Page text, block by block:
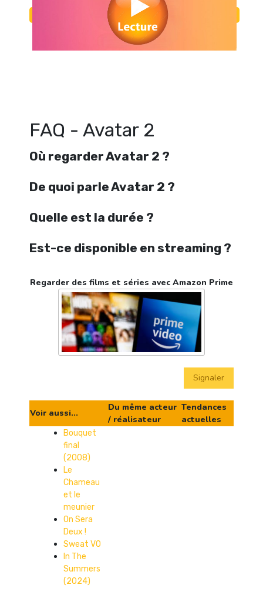
FAQ - Avatar 2
Où regarder Avatar 2 ?
De quoi parle Avatar 2 ?
Quelle est la durée ?
Est-ce disponible en streaming ?
Regarder des films et séries avec Amazon Prime
Signaler
Voir aussi...
Du même acteur
/ réalisateur
Tendances
actuelles
Bouquet
final
(2008)
Le
Chameau
et le
meunier
On Sera
Deux !
Sweat VO
In The
Summers
(2024)